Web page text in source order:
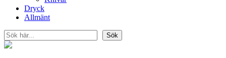
Dryck
Allmänt
Sök
Sök